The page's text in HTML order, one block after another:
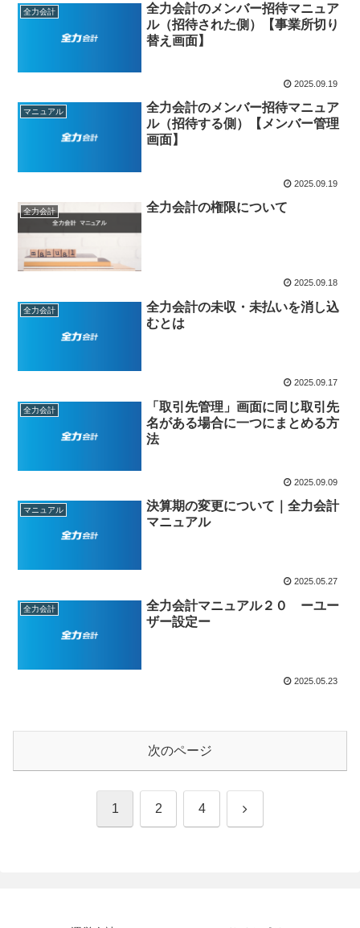
全力会計
全力会計のメンバー招待マニュア
ル（招待された側）【事業所切り
替え画面】
2025.09.19
マニュアル
全力会計のメンバー招待マニュア
ル（招待する側）【メンバー管理
画面】
2025.09.19
全力会計 全力会計の権限について
2025.09.18
全力会計
全力会計の未収・未払いを消し込
むとは
2025.09.17
全力会計
「取引先管理」画面に同じ取引先
名がある場合に一つにまとめる方
法
2025.09.09
マニュアル
決算期の変更について｜全力会計
マニュアル
2025.05.27
全力会計
全力会計マニュアル２０ ーユー
ザー設定ー
2025.05.23
次のページ
1 2 4 次